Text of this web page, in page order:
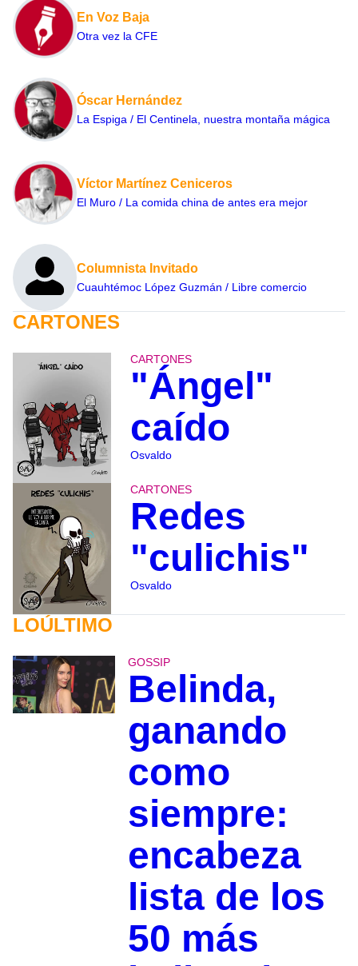
En Voz Baja
Otra vez la CFE
Óscar Hernández
La Espiga / El Centinela, nuestra montaña mágica
Víctor Martínez Ceniceros
El Muro / La comida china de antes era mejor
Columnista Invitado
Cuauhtémoc López Guzmán / Libre comercio
CARTONES
CARTONES
"Ángel"
caído
Osvaldo
CARTONES
Redes
"culichis"
Osvaldo
LOÚLTIMO
GOSSIP
Belinda,
ganando
como
siempre:
encabeza
lista de los
50 más